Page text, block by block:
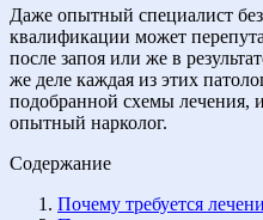
Даже опытный специалист
квалификации может
после запоя или же в
же деле каждая из этих
подобранной схемы лечения,
опытный нарколог.
Содержание
Почему требуется